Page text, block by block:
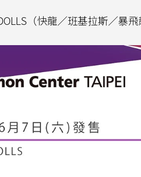
（快龍／班基拉斯／暴